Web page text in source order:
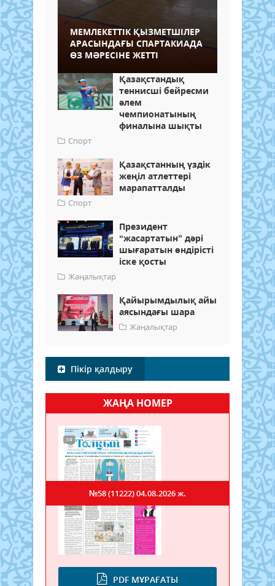
МЕМЛЕКЕТТІК ҚЫЗМЕТШІЛЕР
АРАСЫНДАҒЫ СПАРТАКИАДА
ӨЗ МӘРЕСІНЕ ЖЕТТІ
Қазақстандық
теннисші бейресми
әлем
чемпионатының
финалына шықты
Спорт
Қазақстанның үздік
жеңіл атлеттері
марапатталды
Спорт
Президент
“жасартатын” дәрі
шығаратын өндірісті
іске қосты
Жаңалықтар
Қайырымдылық айы
аясындағы шара
Жаңалықтар
Пікір қалдыру
ЖАҢА НОМЕР
PDF МҰРАҒАТЫ
№58 (11222)04.08.2026 ж.